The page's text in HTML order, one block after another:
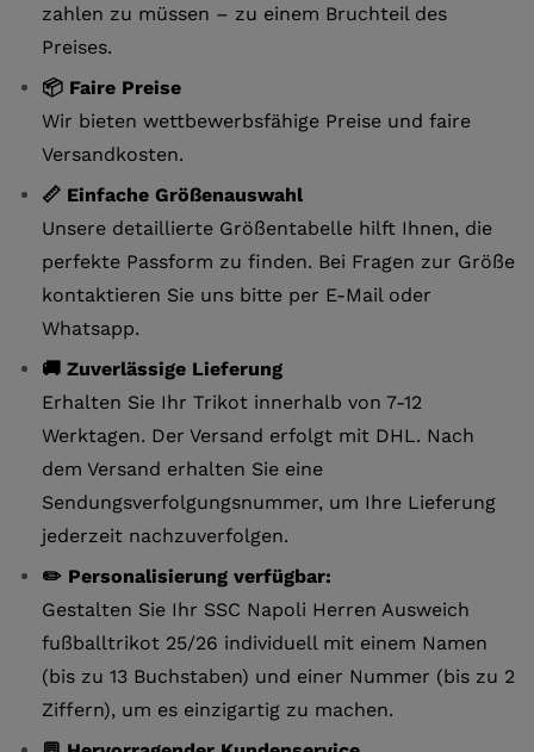
zahlen zu müssen – zu einem Bruchteil des
Preises.
📦 Faire Preise
Wir bieten wettbewerbsfähige Preise und faire
Versandkosten.
📏 Einfache Größenauswahl
Unsere detaillierte Größentabelle hilft Ihnen, die
perfekte Passform zu finden. Bei Fragen zur Größe
kontaktieren Sie uns bitte per E-Mail oder
Whatsapp.
🚚 Zuverlässige Lieferung
Erhalten Sie Ihr Trikot innerhalb von 7-12
Werktagen. Der Versand erfolgt mit DHL. Nach
dem Versand erhalten Sie eine
Sendungsverfolgungsnummer, um Ihre Lieferung
jederzeit nachzuverfolgen.
✏️ Personalisierung verfügbar:
Gestalten Sie Ihr SSC Napoli Herren Ausweich
fußballtrikot 25/26 individuell mit einem Namen
(bis zu 13 Buchstaben) und einer Nummer (bis zu 2
Ziffern), um es einzigartig zu machen.